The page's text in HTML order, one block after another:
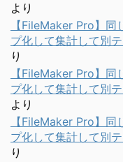
より
【FileMaker Pro】
プ化して集計して別
り
【FileMaker Pro】
プ化して集計して別
より
【FileMaker Pro】
プ化して集計して別
り